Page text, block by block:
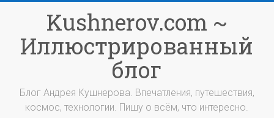
содержимомуKushnerov.com ~
Иллюстрированный
блог
Блог Андрея Кушнерова. Впечатления, путешествия,
космос, технологии. Пишу о всём, что интересно.